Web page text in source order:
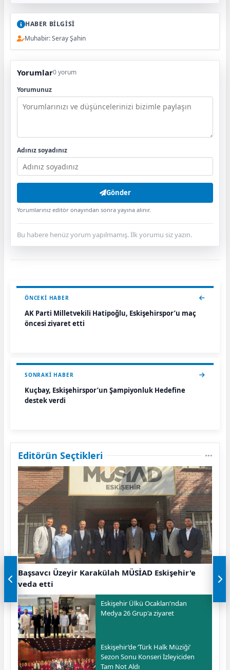
HABER BİLGİSİ
Muhabir: Seray Şahin
Yorumlar0 yorum
Yorumunuz
Adınız soyadınız
Gönder
Yorumlarınız editör onayından sonra yayına alınır.
Bu habere henüz yorum yapılmamış. İlk yorumu siz yazın.
ÖNCEKI HABER
AK Parti Milletvekili Hatipoğlu, Eskişehirspor’u maç
öncesi ziyaret etti
SONRAKI HABER
Kuçbay, Eskişehirspor’un Şampiyonluk Hedefine
destek verdi
Editörün Seçtikleri
Başsavcı Üzeyir Karakülah MÜSİAD Eskişehir'e
veda etti
Eskişehir Ülkü Ocakları'ndan
Medya 26 Grup'a ziyaret
Eskişehir’de ‘Türk Halk Müziği’
Sezon Sonu Konseri İzleyiciden
Tam Not Aldı